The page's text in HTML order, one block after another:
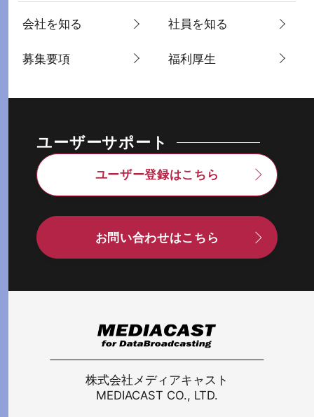
会社を知る 社員を知る
募集要項 福利厚生
ユーザーサポート
ユーザー登録はこちら
お問い合わせはこちら
株式会社メディアキャスト
MEDIACAST CO., LTD.